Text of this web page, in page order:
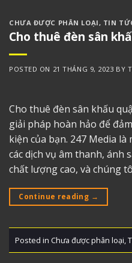
CHƯA ĐƯỢC PHÂN LOẠI, TIN
Cho thuê đèn sân
POSTED ON 21 THÁNG 9, 2023 BY
Cho thuê đèn sân khấu
giải pháp hoàn hảo để
kiện của bạn. 247 Media
các dịch vụ âm thanh, ánh
chất lượng cao, và chúng
Continue reading →
Posted in Chưa được phân loại